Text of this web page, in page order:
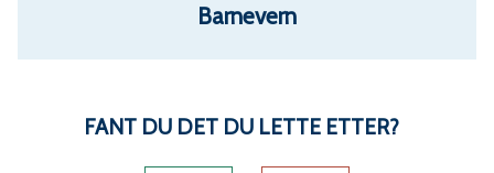
Barnevern
FANT DU DET DU LETTE ETTER?